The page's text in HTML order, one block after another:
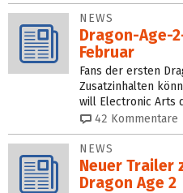
NEWS
Dragon-Age-
Februar
Fans der ersten
Zusatzinhalten
will Electronic Arts
42 Kommentare
NEWS
Neuer Trailer
Dragon Age 2